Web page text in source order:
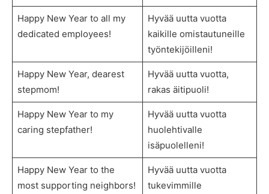
Happy New Year to all my
dedicated employees!
Hyvää uutta vuotta
kaikille omistautuneille
työntekijöilleni!
Happy New Year, dearest
stepmom!
Hyvää uutta vuotta,
rakas äitipuoli!
Happy New Year to my
caring stepfather!
Hyvää uutta vuotta
huolehtivalle
isäpuolelleni!
Happy New Year to the
most supporting neighbors!
Hyvää uutta vuotta
tukevimmille